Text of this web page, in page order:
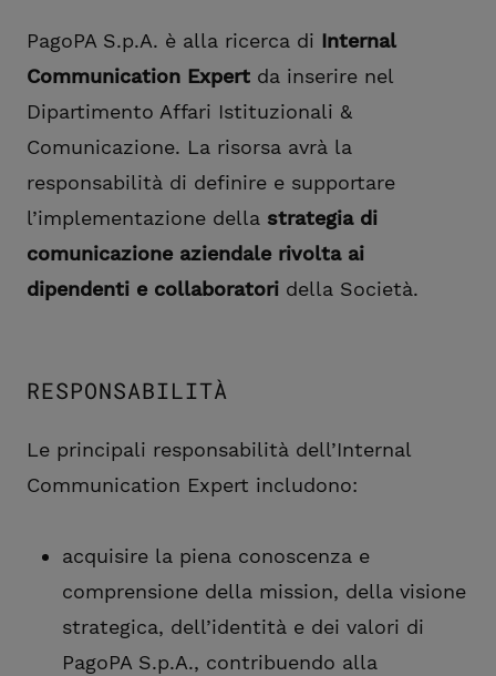
PagoPA S.p.A. è alla ricerca di Internal
Communication Expert da inserire nel
Dipartimento Affari Istituzionali &
Comunicazione. La risorsa avrà la
responsabilità di definire e supportare
l’implementazione della strategia di
comunicazione aziendale rivolta ai
dipendenti e collaboratori della Società.
RESPONSABILITÀ
Le principali responsabilità dell’Internal
Communication Expert includono:
acquisire la piena conoscenza e
comprensione della mission, della visione
strategica, dell’identità e dei valori di
PagoPA S.p.A., contribuendo alla